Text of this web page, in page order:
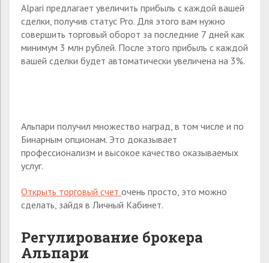
Alpari предлагает увеличить прибыль с каждой вашей
сделки, получив статус Pro. Для этого вам нужно
совершить торговый оборот за последние 7 дней как
минимум 3 млн рублей. После этого прибыль с каждой
вашей сделки будет автоматически увеличена на 3%.
Альпари получил множество наград, в том числе и по
Бинарным опционам. Это доказывает
профессионализм и высокое качество оказываемых
услуг.
Открыть торговый счет очень просто, это можно
сделать, зайдя в Личный Кабинет.
Регулирование брокера
Альпари